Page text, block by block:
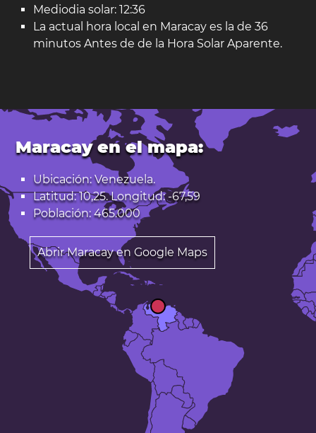
Mediodia solar: 12:36
La actual hora local en Maracay es la de 36
minutos Antes de de la Hora Solar Aparente.
Maracay en el mapa:
Ubicación: Venezuela.
Latitud: 10,25. Longitud: -67,59
Población: 465.000
Abrir Maracay en Google Maps